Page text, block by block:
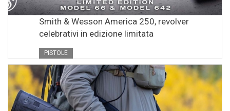
Smith & Wesson America 250, revolver
celebrativi in edizione limitata
PISTOLE